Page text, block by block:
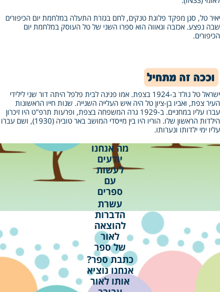
יאיר טל, סגן מפקד פלוגת טנקים, לחם בגזרת התעלה במלחמת יום הכיפורים
שבה נפצע. אכזבה וגאווה הוא ספרו השני של טל העוסק במלחמת יום
הכיפורים.
ישראל טל נולד ב‑1924 בצפת. אמו פנינה לבית פלפל היתה דור שני לילידי
העיר צפת, ואביו בן‑ציון טל היה איש העלייה השנייה. שנות חייו הראשונות
עברו עליו במחניים. ב‑1929 גרה המשפחה בצפת, ופרעות תרפ"ט היו זיכרון
הילדות הראשון שלו. הוריו היו בין מייסדי המושב באר טוביה (1930), ושם עברו
עליו ימי ילדותו ונערותו.
כתבת ספר?
אנחנו נוציא
אותו לאור
מה אנחנו
יודעים
לעשות
עם
ספרים
עשרת
הדברות
להוצאה
לאור
של ספר